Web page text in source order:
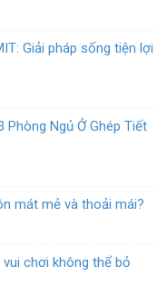
Giải pháp sống tiện lợi
Phòng Ngủ Ở Ghép Tiết
mát mẻ và thoải mái?
chơi không thể bỏ